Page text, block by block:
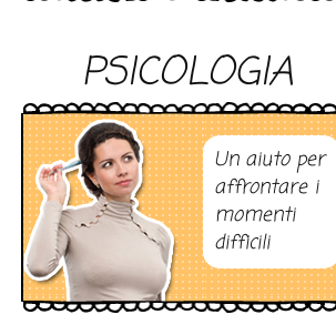
PSICOLOGIA
Un aiuto per
affrontare i
momenti
difficili